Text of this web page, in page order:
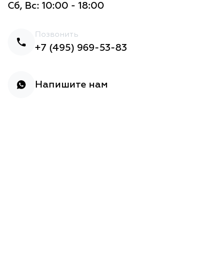
Сб, Вс: 10:00 - 18:00
Позвонить
+7 (495) 969-53-83
Напишите нам